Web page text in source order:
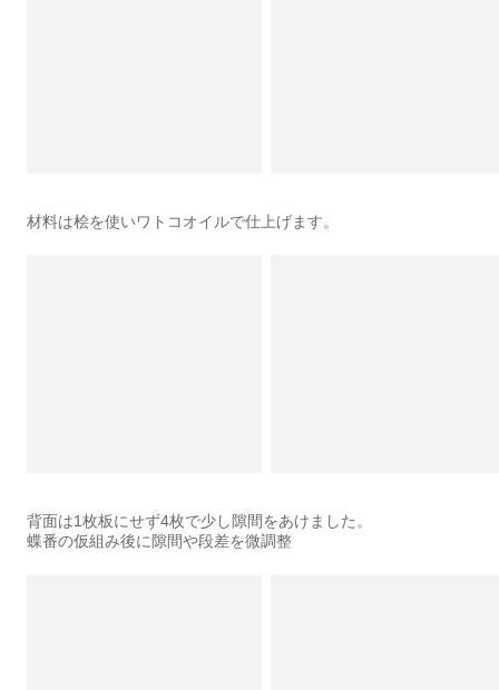
材料は桧を使いワトコオイルで仕上げます。
背面は1枚板にせず4枚で少し隙間をあけました。
蝶番の仮組み後に隙間や段差を微調整